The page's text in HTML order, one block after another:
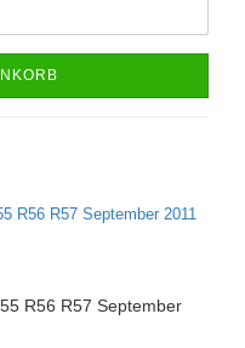
R56 R57 September